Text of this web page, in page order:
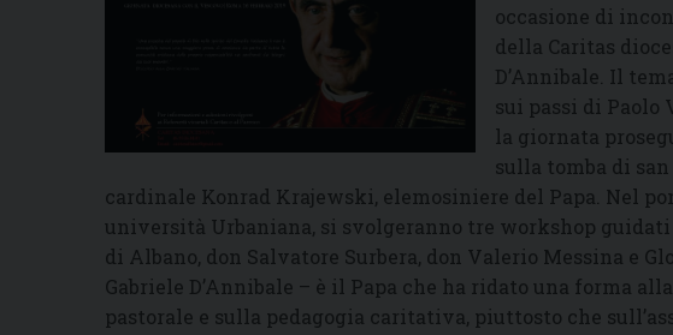
occasione di
della Caritas
D’Annibale. Il
sui passi di Paolo
la giornata
sulla tomba di
cardinale Konrad Krajewski, elemosiniere del Papa. Nel
università Urbaniana, si svolgeranno tre workshop
di Albano, don Salvatore Surbera, don Valerio Messina e
Gabriele D’Annibale – è il Papa che ha ridato una forma
pastorale e sulla pedagogia caritativa, piuttosto che